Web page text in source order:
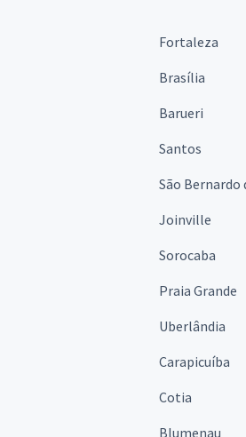
Fortaleza
Brasília
Barueri
Santos
São Bernardo
Joinville
Sorocaba
Praia Grande
Uberlândia
Carapicuíba
Cotia
Blumenau